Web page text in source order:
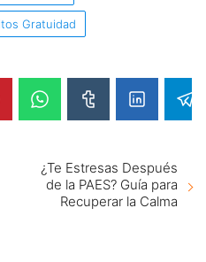
Gratuidad
¿Te Estresas Después
de la PAES? Guía para
Recuperar la Calma